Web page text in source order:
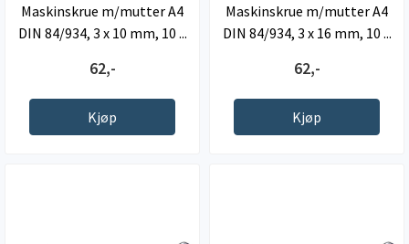
Maskinskrue m/mutter A4
DIN 84/934, 3 x 10 mm, 10 ...
62,-
Kjøp
Maskinskrue m/mutter A4
DIN 84/934, 3 x 16 mm, 10 ...
62,-
Kjøp